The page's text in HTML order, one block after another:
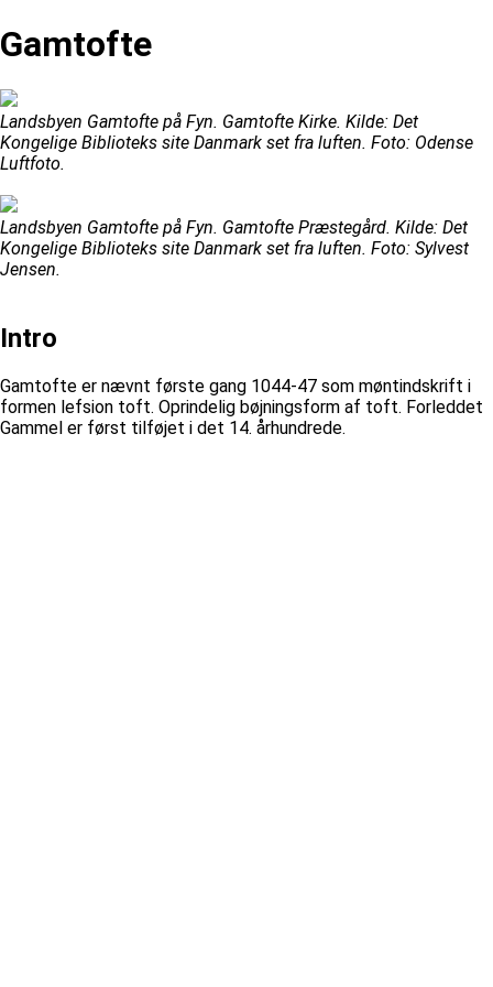
Gamtofte
Landsbyen Gamtofte på Fyn. Gamtofte Kirke. Kilde: Det
Kongelige Biblioteks site Danmark set fra luften. Foto: Odense
Luftfoto.
Landsbyen Gamtofte på Fyn. Gamtofte Præstegård. Kilde: Det
Kongelige Biblioteks site Danmark set fra luften. Foto: Sylvest
Jensen.
Intro
Gamtofte er nævnt første gang 1044-47 som møntindskrift i
formen lefsion toft. Oprindelig bøjningsform af toft. Forleddet
Gammel er først tilføjet i det 14. århundrede.